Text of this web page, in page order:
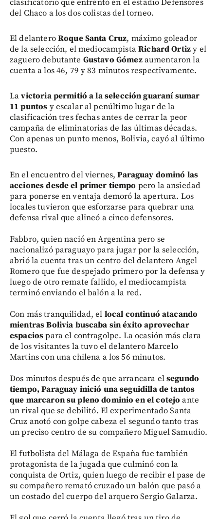
clasificatorio que enfrentó en el estadio Defensores
del Chaco a los dos colistas del torneo.
El delanteroRoque Santa Cruz, máximo goleador
de la selección, el mediocampistaRichard Ortizy el
zaguero debutante Gustavo Gómezaumentaron la
cuenta a los 46, 79 y 83 minutos respectivamente.
Lavictoria permitió a la selección guaraní sumar
11 puntos y escalar al penúltimo lugar de la
clasificación tres fechas antes de cerrar la peor
campaña de eliminatorias de las últimas décadas.
Con apenas un punto menos, Bolivia, cayó al último
puesto.
En el encuentro del viernes,Paraguay dominó las
acciones desde el primer tiempo pero la ansiedad
para ponerse en ventaja demoró la apertura. Los
locales tuvieron que esforzarse para quebrar una
defensa rival que alineó a cinco defensores.
Fabbro, quien nació en Argentina pero se
nacionalizó paraguayo para jugar por la selección,
abrió la cuenta tras un centro del delantero Angel
Romero que fue despejado primero por la defensa y
luego de otro remate fallido, el mediocampista
terminó enviando el balón a la red.
Con más tranquilidad, el local continuó atacando
mientras Bolivia buscaba sin éxito aprovechar
espaciospara el contragolpe. La ocasión más clara
de los visitantes la tuvo el delantero Marcelo
Martins con una chilena a los 56 minutos.
Dos minutos después de que arrancara elsegundo
tiempo, Paraguay inició una seguidilla de tantos
que marcaron su pleno dominio en el cotejo ante
un rival que se debilitó. El experimentado Santa
Cruz anotó con golpe cabeza el segundo tanto tras
un preciso centro de su compañero Miguel Samudio.
El futbolista del Málaga de España fue también
protagonista de la jugada que culminó con la
conquista de Ortiz, quien luego de recibir el pase de
su compañero remató cruzado un balón que pasó a
un costado del cuerpo del arquero Sergio Galarza.